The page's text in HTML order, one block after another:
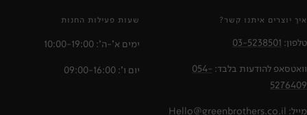
איך יוצרים איתנו קשר?
טלפון: 03-5238501
וואטסאפ להודעות בלבד: 054-
5276409
מייל: Hello@greenbrothers.co.il
שעות פעילות החנות
ימים א'-ה': 10:00-19:00
יום ו': 09:00-16:00